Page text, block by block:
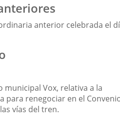
anterior celebrada el
municipal Vox, relativa a la
para renegociar en el
vías del tren.